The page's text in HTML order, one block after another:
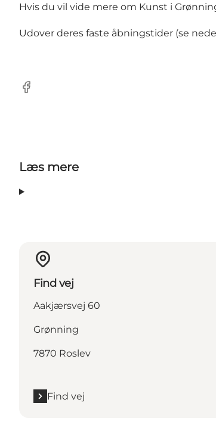
Hvis du vil vide mere om Kunst i
Udover deres faste åbningstider (se
Facebook
Læs mere
Find vej
Aakjærsvej 60
Grønning
7870 Roslev
Find vej